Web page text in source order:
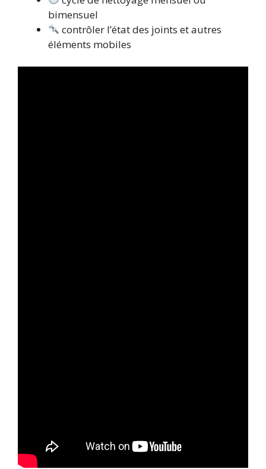
bimensuel
contrôler l’état des joints et autres
éléments mobiles